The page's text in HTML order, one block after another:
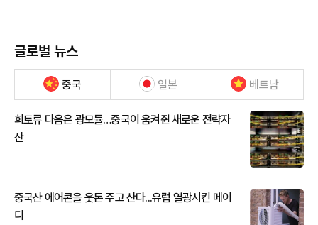
글로벌 뉴스
중국 일본 베트남
희토류 다음은 광모듈…중국이 움켜쥔 새로운 전략자
산
중국산 에어콘을 웃돈 주고 산다...유럽 열광시킨 메이
디